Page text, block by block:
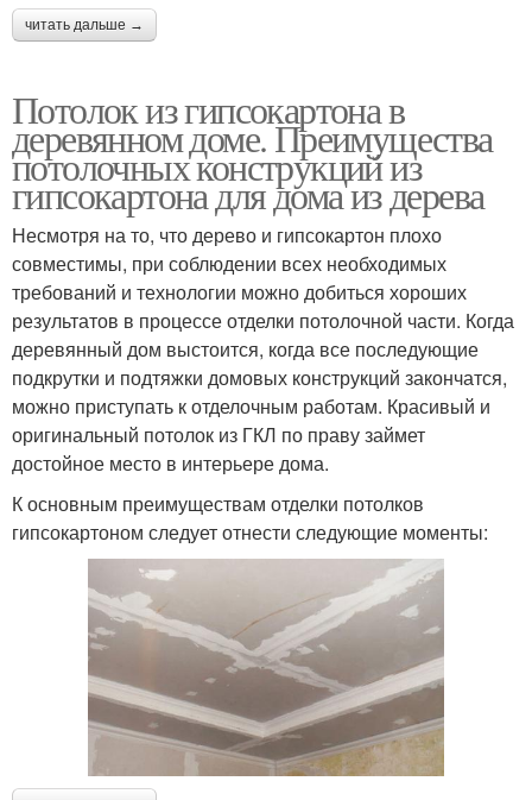
читать дальше →
Потолок из гипсокартона в
деревянном доме. Преимущества
потолочных конструкций из
гипсокартона для дома из дерева
Несмотря на то, что дерево и гипсокартон плохо
совместимы, при соблюдении всех необходимых
требований и технологии можно добиться хороших
результатов в процессе отделки потолочной части. Когда
деревянный дом выстоится, когда все последующие
подкрутки и подтяжки домовых конструкций закончатся,
можно приступать к отделочным работам. Красивый и
оригинальный потолок из ГКЛ по праву займет
достойное место в интерьере дома.
К основным преимуществам отделки потолков
гипсокартоном следует отнести следующие моменты: